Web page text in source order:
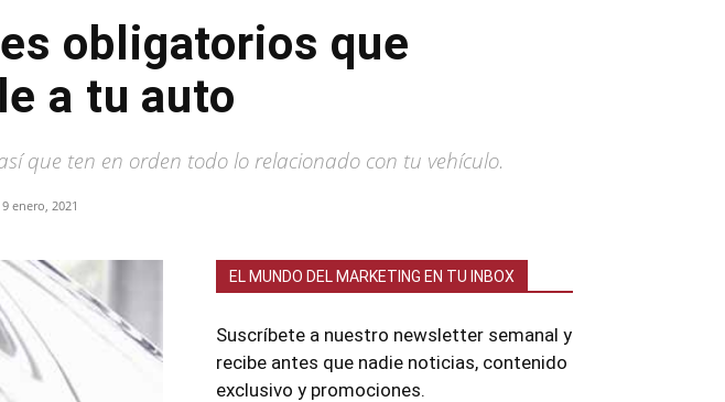
obligatorios que
a tu auto
que ten en orden todo lo relacionado con tu vehículo.
9 enero, 2021
EL MUNDO DEL MARKETING EN TU INBOX
Suscríbete a nuestro newsletter semanal y
recibe antes que nadie noticias, contenido
exclusivo y promociones.